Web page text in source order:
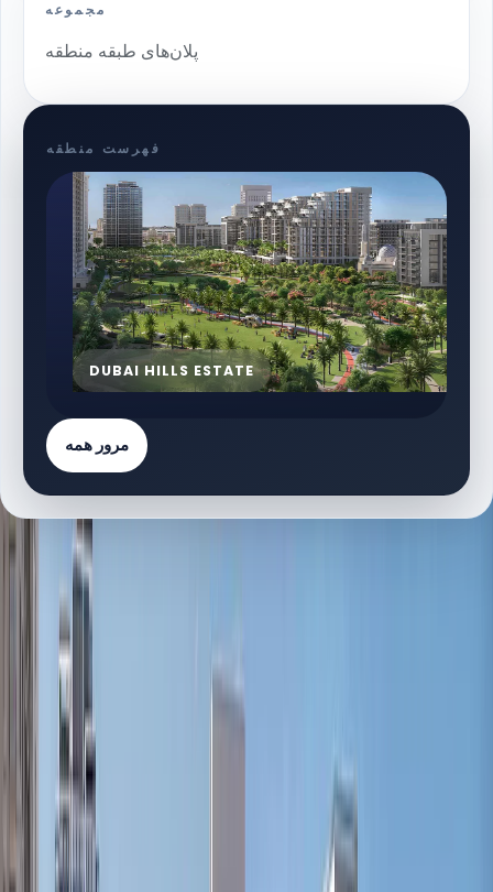
مجموعه
پلان‌های طبقه منطقه
فهرست منطقه
DUBAI HILLS ESTATE
مرور همه
فهرست پروژه‌ها
پروژه‌های دارای پلان طبقه
Acacia | Dubai Hills Estate | by Emaar
پلان‌های طبقه
Address Residences | Dubai Hills Estate | by